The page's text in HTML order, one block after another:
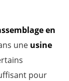
en
une usine
pour